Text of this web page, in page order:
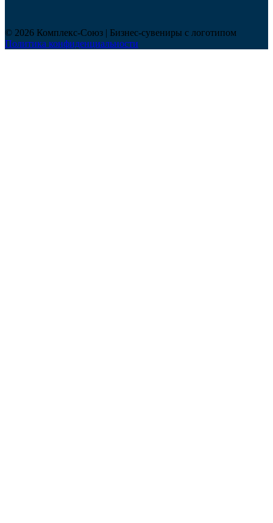
© 2026 Комплекс-Союз | Бизнес-сувениры с логотипом
Политика конфиденциальности